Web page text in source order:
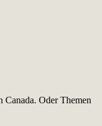
Canada. Oder Themen